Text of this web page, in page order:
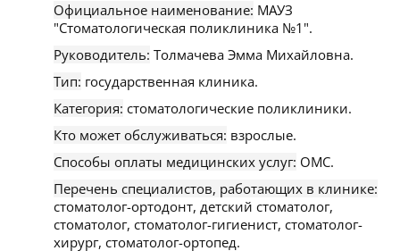
Официальное наименование: МАУЗ
"Стоматологическая поликлиника №1".
Руководитель: Толмачева Эмма Михайловна.
Тип: государственная клиника.
Категория: стоматологические поликлиники.
Кто может обслуживаться: взрослые.
Способы оплаты медицинских услуг: ОМС.
Перечень специалистов, работающих в клинике:
стоматолог-ортодонт, детский стоматолог,
стоматолог, стоматолог-гигиенист, стоматолог-
хирург, стоматолог-ортопед.